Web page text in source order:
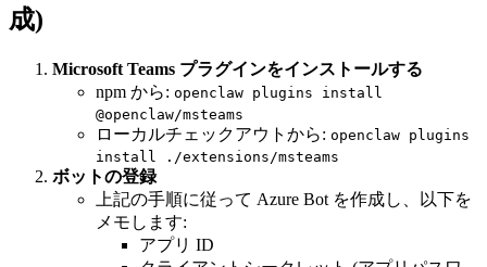
成)
Microsoft Teams プラグインをインストールする
npm から: openclaw plugins install
@openclaw/msteams
ローカルチェックアウトから: openclaw plugins
install ./extensions/msteams
ボットの登録
上記の手順に従って Azure Bot を作成し、以下を
メモします:
アプリ ID